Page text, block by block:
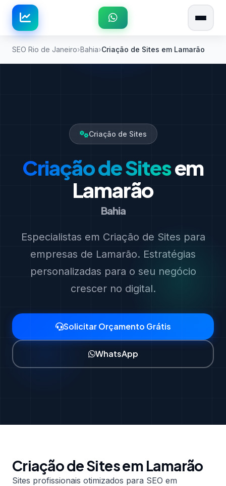
SEO Rio de Janeiro Bahia Criação de Sites em Lamarão
Criação de Sites
Criação de Sitesem
Lamarão
Bahia
Especialistas em Criação de Sites para
empresas de Lamarão. Estratégias
personalizadas para o seu negócio
crescer no digital.
Solicitar Orçamento Grátis
WhatsApp
Criação de Sites em Lamarão
Sites profissionais otimizados para SEO em